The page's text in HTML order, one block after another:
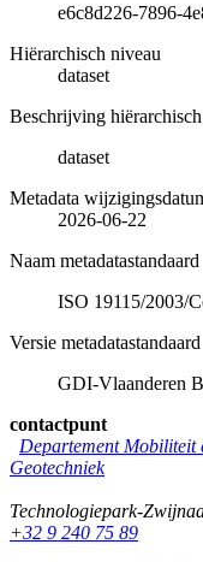
e6c8d226-7896-
Hiërarchisch niveau
dataset
Beschrijving
dataset
Metadata
2026-06-22
Naam metadatastandaard
ISO 19115/2003/
Versie metadatastandaard
GDI-Vlaanderen
contactpunt
Departement Mobiliteit
Geotechniek
Technologiepark-
+32 9 240 75 89